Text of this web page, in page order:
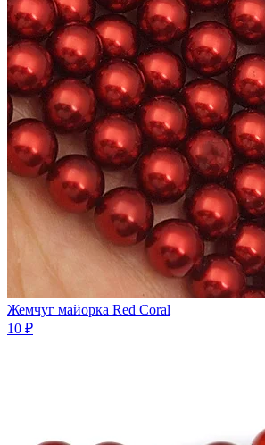
Жемчуг майорка Red Coral
10 ₽